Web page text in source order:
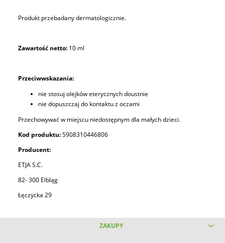
Produkt przebadany dermatologicznie.
Zawartość netto: 10 ml
Przeciwwskazania:
nie stosuj olejków eterycznych doustnie
nie dopuszczaj do kontaktu z oczami
Przechowywać w miejscu niedostępnym dla małych dzieci.
Kod produktu:5908310446806
Producent:
ETJA S.C.
82- 300 Elbląg
Łęczycka 29
ZAKUPY